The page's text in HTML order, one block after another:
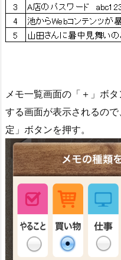
メモ一覧画面の「＋」ボ
する画面が表示されるの
定」ボタンを押す。